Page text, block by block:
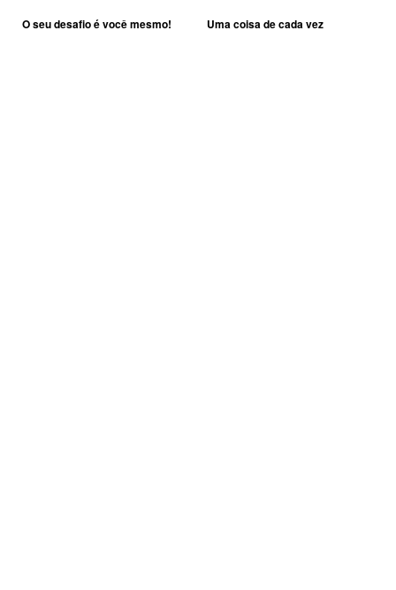
O seu desafio é você mesmo! Uma coisa de cada vez